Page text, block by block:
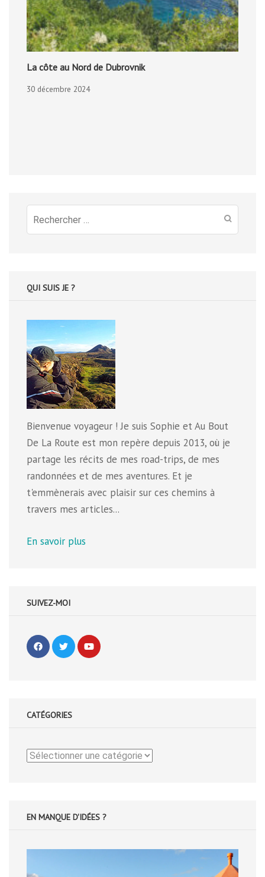
La côte au Nord de Dubrovnik
30 décembre 2024
Recherche
pour
QUI SUIS JE ?
Bienvenue voyageur ! Je suis Sophie et Au Bout
De La Route est mon repère depuis 2013, où je
partage les récits de mes road-trips, de mes
randonnées et de mes aventures. Et je
t'emmènerais avec plaisir sur ces chemins à
travers mes articles...
En savoir plus
SUIVEZ-MOI
CATÉGORIES
Catégories
EN MANQUE D'IDÉES ?